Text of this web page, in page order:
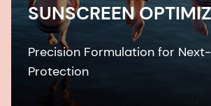
SUNSCREEN
Precision Formulation for
Protection